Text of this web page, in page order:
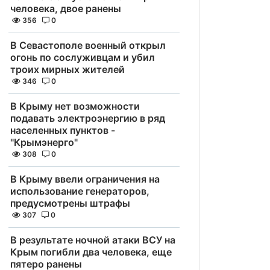
человека, двое ранены
356 0
В Севастополе военный открыл
огонь по сослуживцам и убил
троих мирных жителей
346 0
В Крыму нет возможности
подавать электроэнергию в ряд
населенных пунктов -
"Крымэнерго"
308 0
В Крыму ввели ограничения на
использование генераторов,
предусмотрены штрафы
307 0
В результате ночной атаки ВСУ на
Крым погибли два человека, еще
пятеро ранены